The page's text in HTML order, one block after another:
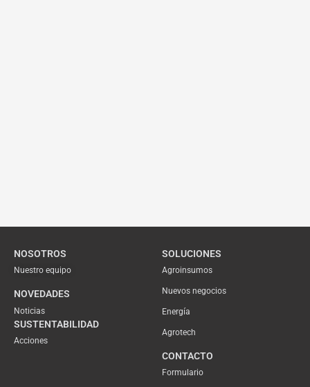
NOSOTROS
Nuestro equipo
NOVEDADES
Noticias
SUSTENTABILIDAD
Acciones
SOLUCIONES
Agroinsumos
Nuevos negocios
Energía
Agrotech
CONTACTO
Formulario